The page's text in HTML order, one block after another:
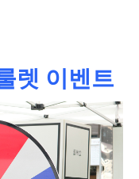
렛 이벤트